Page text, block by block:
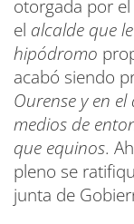
otorgada por
el alcalde que
hipódromo
acabó siendo
Ourense y en
medios de
que equinos.
pleno se
junta de